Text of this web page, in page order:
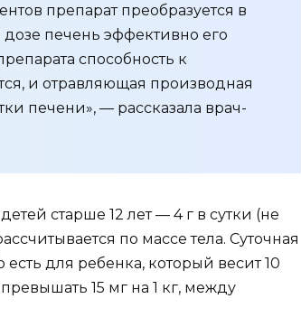
препарат преобразуется в
печень эффективно его
способность к
и отравляющая производная
печени», — рассказала врач-
старше 12 лет — 4 г в сутки (не
по массе тела. Суточная
для ребенка, который весит 10
15 мг на 1 кг, между